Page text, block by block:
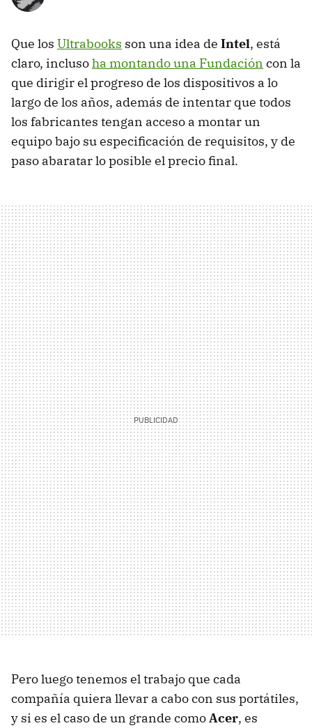
Que los Ultrabooks son una idea de Intel, está
claro, inclusoha montando una Fundación con la
que dirigir el progreso de los dispositivos a lo
largo de los años, además de intentar que todos
los fabricantes tengan acceso a montar un
equipo bajo su especificación de requisitos, y de
paso abaratar lo posible el precio final.
Pero luego tenemos el trabajo que cada
compañía quiera llevar a cabo con sus portátiles,
y si es el caso de un grande comoAcer, es